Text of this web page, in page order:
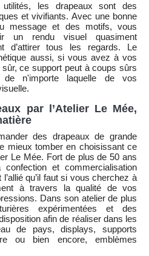
les drapeaux sont des
et vivifiants. Avec une bonne
message et des motifs, vous
un rendu visuel quasiment
d’attirer tous les regards. Le
aussi, si vous avez à vos
ce support peut à coups sûrs
n'importe laquelle de vos
par l’Atelier Le Mée,
des drapeaux de grande
mieux tomber en choisissant ce
Le Mée. Fort de plus de 50 ans
et commercialisation
l’allié qu’il faut si vous cherchez à
à travers la qualité de vos
Dans son atelier de plus
expérimentées et des
afin de réaliser dans les
de pays, displays, supports
ou bien encore, emblèmes